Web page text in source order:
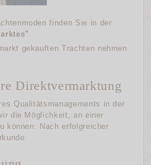
finden Sie in der
.
gekauften Trachten nehmen
Direktvermarktung
Qualitätsmanagements in der
die Möglichkeit, an einer
können. Nach erfolgreicher